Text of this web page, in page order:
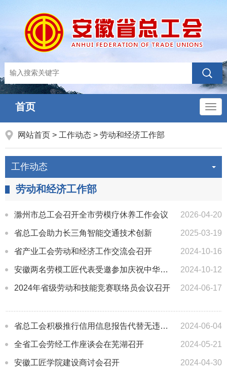
导
首页
网站首页 > 工作动态 > 劳动和经济工作部
工作动态
劳动和经济工作部
2026-04-20
滁州市总工会召开全市劳模疗休养工作会议
2025-03-19
省总工会助力长三角智能交通技术创新
2024-10-16
省产业工会劳动和经济工作交流会召开
2024-10-12
安徽两名劳模工匠代表受邀参加庆祝中华人民共和国成立75周年招待会
2024-06-17
2024年省级劳动和技能竞赛联络员会议召开
2024-06-04
省总工会积极推行信用信息报告代替无违法违规证明
2024-05-21
全省工会劳经工作座谈会在芜湖召开
2024-04-30
安徽工匠学院建设商讨会召开